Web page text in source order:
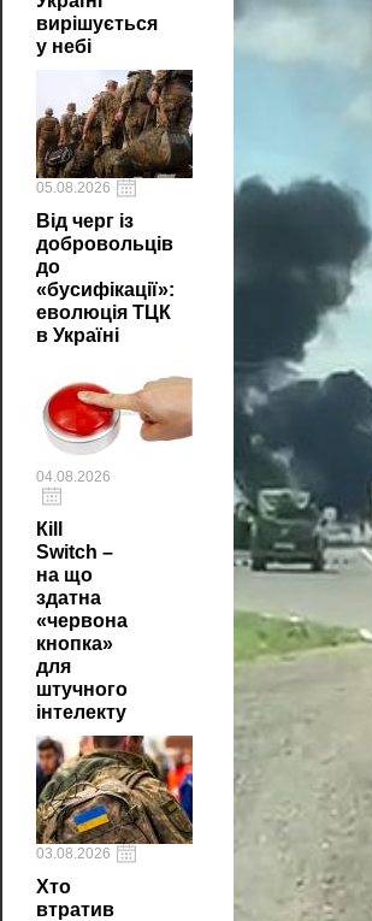
вирішується
у небі
05.08.2026
Від черг із
добровольців
до
«бусифікації»:
еволюція ТЦК
в Україні
04.08.2026
Кill
Switch –
на що
здатна
«червона
кнопка»
для
штучного
інтелекту
03.08.2026
Хто
втратив